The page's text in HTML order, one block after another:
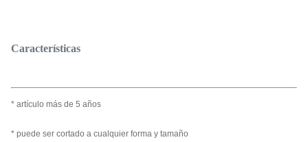
Características
* artículo más de 5 años
* puede ser cortado a cualquier forma y tamaño